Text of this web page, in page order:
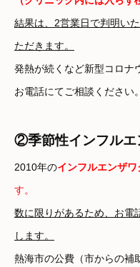
結果は、2営業日で判明い
ただきます。
発熱が続くなど新型コロナ
お電話にてご相談ください。
②季節性インフルエ
2010年のインフルエンザ
す。
数に限りがあるため、お電
します。
熱海市の公費（市からの補